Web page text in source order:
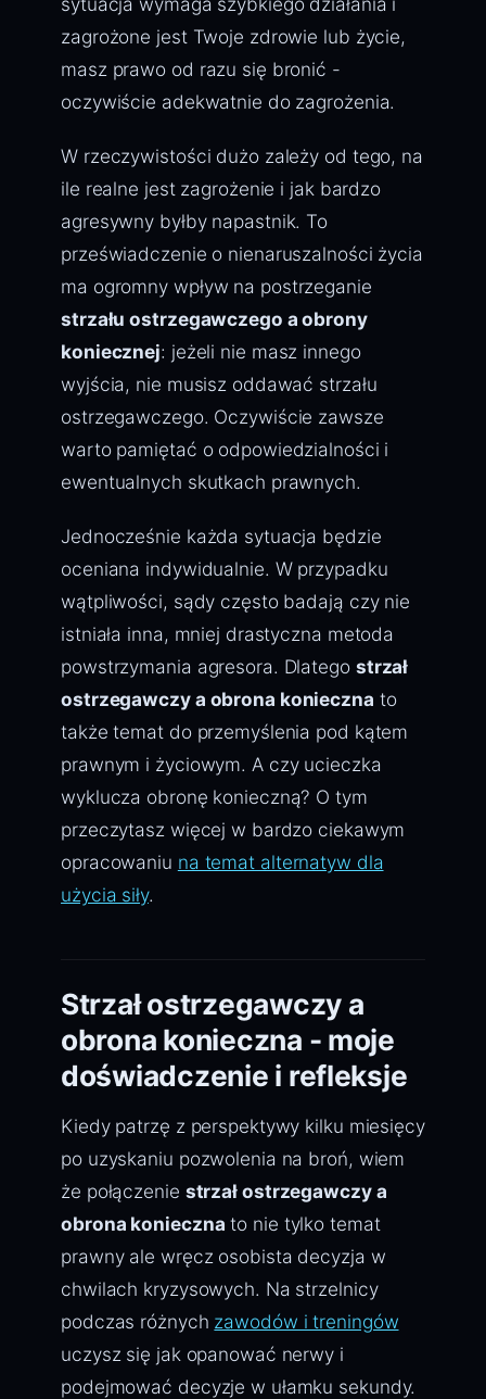
zagrożone jest Twoje zdrowie lub życie,
masz prawo od razu się bronić -
oczywiście adekwatnie do zagrożenia.
W rzeczywistości dużo zależy od tego, na
ile realne jest zagrożenie i jak bardzo
agresywny byłby napastnik. To
przeświadczenie o nienaruszalności życia
ma ogromny wpływ na postrzeganie
strzału ostrzegawczego a obrony
koniecznej: jeżeli nie masz innego
wyjścia, nie musisz oddawać strzału
ostrzegawczego. Oczywiście zawsze
warto pamiętać o odpowiedzialności i
ewentualnych skutkach prawnych.
Jednocześnie każda sytuacja będzie
oceniana indywidualnie. W przypadku
wątpliwości, sądy często badają czy nie
istniała inna, mniej drastyczna metoda
powstrzymania agresora. Dlatego strzał
ostrzegawczy a obrona konieczna to
także temat do przemyślenia pod kątem
prawnym i życiowym. A czy ucieczka
wyklucza obronę konieczną? O tym
przeczytasz więcej w bardzo ciekawym
opracowaniu na temat alternatyw dla
użycia siły.
Strzał ostrzegawczy a
obrona konieczna - moje
doświadczenie i refleksje
Kiedy patrzę z perspektywy kilku miesięcy
po uzyskaniu pozwolenia na broń, wiem
że połączenie strzał ostrzegawczy a
obrona konieczna to nie tylko temat
prawny ale wręcz osobista decyzja w
chwilach kryzysowych. Na strzelnicy
podczas różnych zawodów i treningów
uczysz się jak opanować nerwy i
podejmować decyzje w ułamku sekundy.